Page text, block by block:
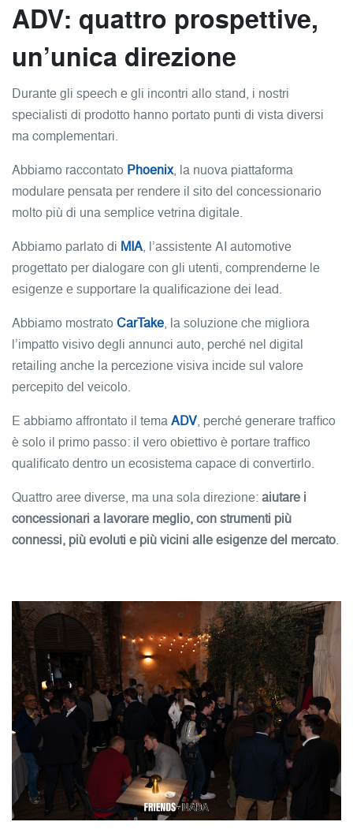
ADV: quattro prospettive,
un’unica direzione
Durante gli speech e gli incontri allo stand, i nostri
specialisti di prodotto hanno portato punti di vista diversi
ma complementari.
Abbiamo raccontato Phoenix, la nuova piattaforma
modulare pensata per rendere il sito del concessionario
molto più di una semplice vetrina digitale.
Abbiamo parlato di MIA, l’assistente AI automotive
progettato per dialogare con gli utenti, comprenderne le
esigenze e supportare la qualificazione dei lead.
Abbiamo mostrato CarTake, la soluzione che migliora
l’impatto visivo degli annunci auto, perché nel digital
retailing anche la percezione visiva incide sul valore
percepito del veicolo.
E abbiamo affrontato il temaADV, perché generare traffico
è solo il primo passo: il vero obiettivo è portare traffico
qualificato dentro un ecosistema capace di convertirlo.
Quattro aree diverse, ma una sola direzione:aiutare i
concessionari a lavorare meglio, con strumenti più
connessi, più evoluti e più vicini alle esigenze del mercato.